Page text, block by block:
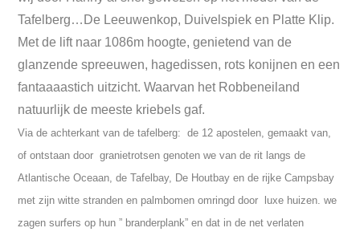
Tafelberg…De Leeuwenkop, Duivelspiek en Platte Klip.
Met de lift naar 1086m hoogte, genietend van de
glanzende spreeuwen, hagedissen, rots konijnen en een
fantaaaastich uitzicht. Waarvan het Robbeneiland
natuurlijk de meeste kriebels gaf.
Via de achterkant van de tafelberg: de 12 apostelen, gemaakt van,
of ontstaan door granietrotsen genoten we van de rit langs de
Atlantische Oceaan, de Tafelbay, De Houtbay en de rijke Campsbay
met zijn witte stranden en palmbomen omringd door luxe huizen. we
zagen surfers op hun ” branderplank” en dat in de net verlaten